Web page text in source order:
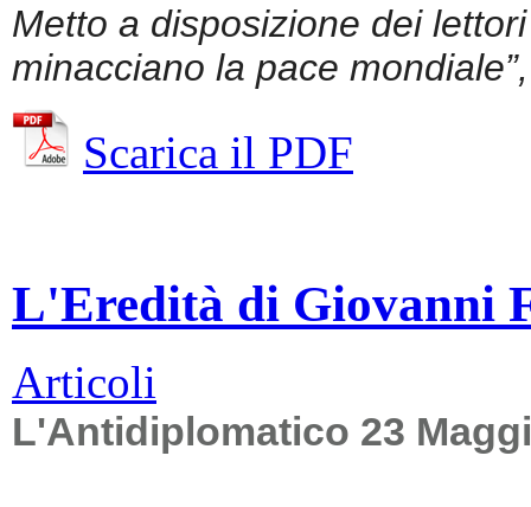
Metto a disposizione dei
minacciano la pace
Scarica il PDF
L'Eredità di Giovanni
Articoli
L'Antidiplomatico 23